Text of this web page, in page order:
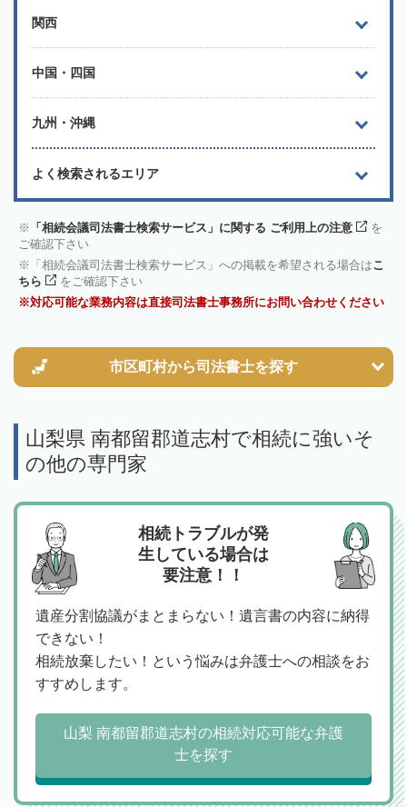
関西
中国・四国
九州・沖縄
よく検索されるエリア
「相続会議司法書士検索サービス」に関する ご利用上の注意
を
ご確認下さい
「相続会議司法書士検索サービス」への掲載を希望される場合はこ
ちら
をご確認下さい
対応可能な業務内容は直接司法書士事務所にお問い合わせください
市区町村から司法書士を探す
山梨県 南都留郡道志村で相続に強いそ
の他の専門家
相続トラブルが発
生している場合は
要注意！！
遺産分割協議がまとまらない！遺言書の内容に納得
できない！
相続放棄したい！という悩みは弁護士への相談をお
すすめします。
山梨 南都留郡道志村の相続対応可能な弁護
士を探す